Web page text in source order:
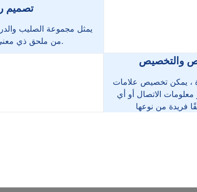
تصميم
يمثل مجموعة الصليب
من ملحق ذي معنى وأنيق لحيوانك الأليف.
والتخصيص
، يمكن تخصيص علامات
معلومات الاتصال أو أي